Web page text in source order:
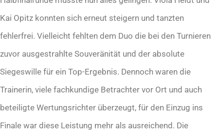
Kai Opitz konnten sich erneut steigern und tanzten
fehlerfrei. Vielleicht fehlten dem Duo die bei den Turnieren
zuvor ausgestrahlte Souveränität und der absolute
Siegeswille für ein Top-Ergebnis. Dennoch waren die
Trainerin, viele fachkundige Betrachter vor Ort und auch
beteiligte Wertungsrichter überzeugt, für den Einzug ins
Finale war diese Leistung mehr als ausreichend. Die